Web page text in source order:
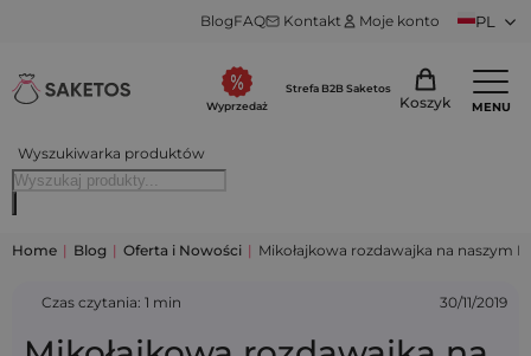
BlogFAQ Kontakt Moje konto PL
Wyszukiwarka produktów
Wyprzedaż
Strefa B2B Saketos
Koszyk MENU
Home | Blog | Oferta i Nowości | Mikołajkowa rozdawajka na naszym
Czas czytania: 1 min 30/11/2019